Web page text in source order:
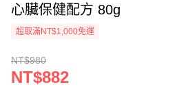
心臟保健配方 80g
超取滿NT$1,000免運
NT$980
NT$882